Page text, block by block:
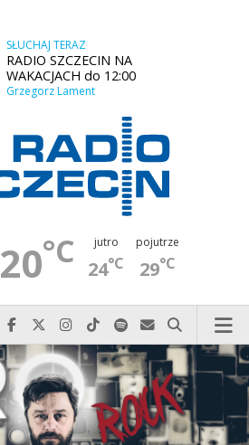
SŁUCHAJ TERAZ
RADIO SZCZECIN NA
WAKACJACH do 12:00
Grzegorz Lament
20°C jutro
24°C
pojutrze
29°C
Najlepiej po prostu do nas zadzwoń
Odwiedź nas na Facebook-u
Odwiedź nas na X
Odwiedź nas na Instagram-ie
Odwiedź nas na TikTok-u
Szukaj nas na Spotify
Wyślij do nas
Szukaj